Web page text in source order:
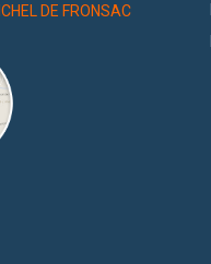
DE FRONSAC